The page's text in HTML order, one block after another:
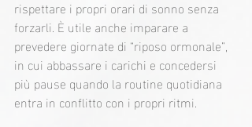
rispettare i propri orari di sonno senza
forzarli. È utile anche imparare a
prevedere giornate di “riposo ormonale”,
in cui abbassare i carichi e concedersi
più pause quando la routine quotidiana
entra in conflitto con i propri ritmi.